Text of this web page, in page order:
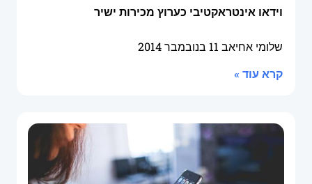
וידאו אינטראקטיבי כערוץ מכירות ישיר
שלומי אחיאב 11 בנובמבר 2014
קרא עוד »